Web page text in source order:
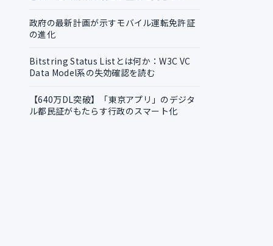
政府の最新計画が示すモバイル運転免許証
の進化
Bitstring Status Listとは何か：W3C VC
Data Model系の失効確認を読む
【640万DL突破】「東京アプリ」のデジタ
ル都民証がもたらす行政のスマート化